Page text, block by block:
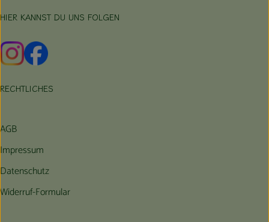
HIER KANNST DU UNS FOLGEN
Externer Link zu https://www.instagram.com/hofbauernhof/
Externer Link zu https://www.facebook.com/
RECHTLICHES
AGB
Impressum
Datenschutz
Widerruf-Formular